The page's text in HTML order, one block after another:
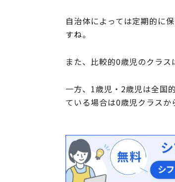
自治体によっては定期的に
すね。
また、比較的0歳児のクラス
一方、1歳児・2歳児は全国
ている場合は0歳児クラスか